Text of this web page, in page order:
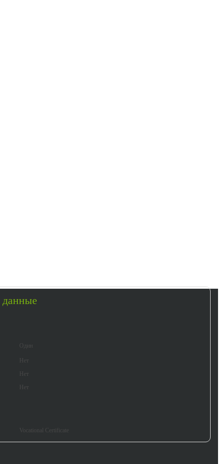
данные
Один
Нет
Нет
Нет
Vocational Certificate